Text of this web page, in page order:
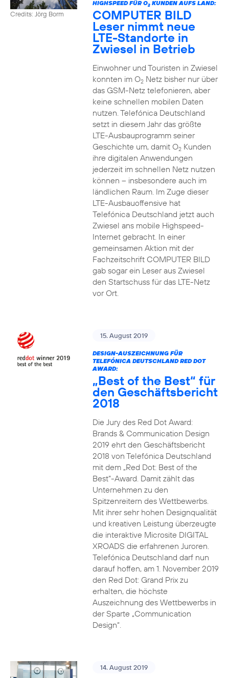
Credits: Jörg Borm
HIGHSPEED FÜR O2KUNDEN AUFS LAND:
COMPUTER BILD
Leser nimmt neue
LTE-Standorte in
Zwiesel in Betrieb
Einwohner und Touristen in Zwiesel
konnten im O2Netz bisher nur über
das GSM-Netz telefonieren, aber
keine schnellen mobilen Daten
nutzen. Telefónica Deutschland
setzt in diesem Jahr das größte
LTE-Ausbauprogramm seiner
Geschichte um, damit O2Kunden
ihre digitalen Anwendungen
jederzeit im schnellen Netz nutzen
können – insbesondere auch im
ländlichen Raum. Im Zuge dieser
LTE-Ausbauoffensive hat
Telefónica Deutschland jetzt auch
Zwiesel ans mobile Highspeed-
Internet gebracht. In einer
gemeinsamen Aktion mit der
Fachzeitschrift COMPUTER BILD
gab sogar ein Leser aus Zwiesel
den Startschuss für das LTE-Netz
vor Ort.
15. August 2019
DESIGN-AUSZEICHNUNG FÜR
TELEFÓNICA DEUTSCHLAND RED DOT
AWARD:
„Best of the Best“ für
den Geschäftsbericht
2018
Die Jury des Red Dot Award:
Brands & Communication Design
2019 ehrt den Geschäftsbericht
2018 von Telefónica Deutschland
mit dem „Red Dot: Best of the
Best“-Award. Damit zählt das
Unternehmen zu den
Spitzenreitern des Wettbewerbs.
Mit ihrer sehr hohen Designqualität
und kreativen Leistung überzeugte
die interaktive Microsite DIGITAL
XROADS die erfahrenen Juroren.
Telefónica Deutschland darf nun
darauf hoffen, am 1. November 2019
den Red Dot: Grand Prix zu
erhalten, die höchste
Auszeichnung des Wettbewerbs in
der Sparte „Communication
Design“.
14. August 2019